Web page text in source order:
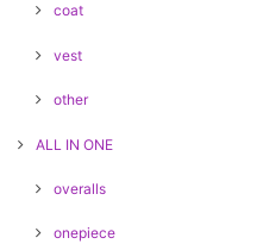
coat
vest
other
ALL IN ONE
overalls
onepiece